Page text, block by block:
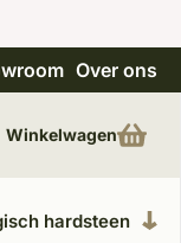
Over ons
hardsteen
Winkelwagen